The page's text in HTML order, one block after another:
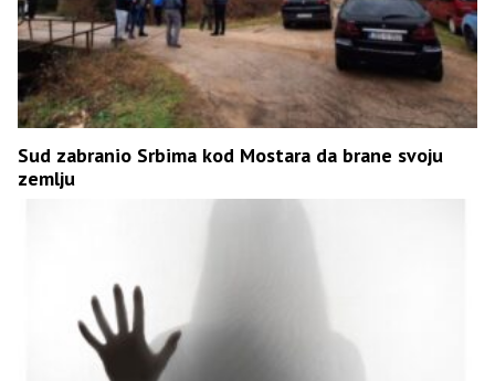
Sud zabranio Srbima kod Mostara da brane svoju
zemlju